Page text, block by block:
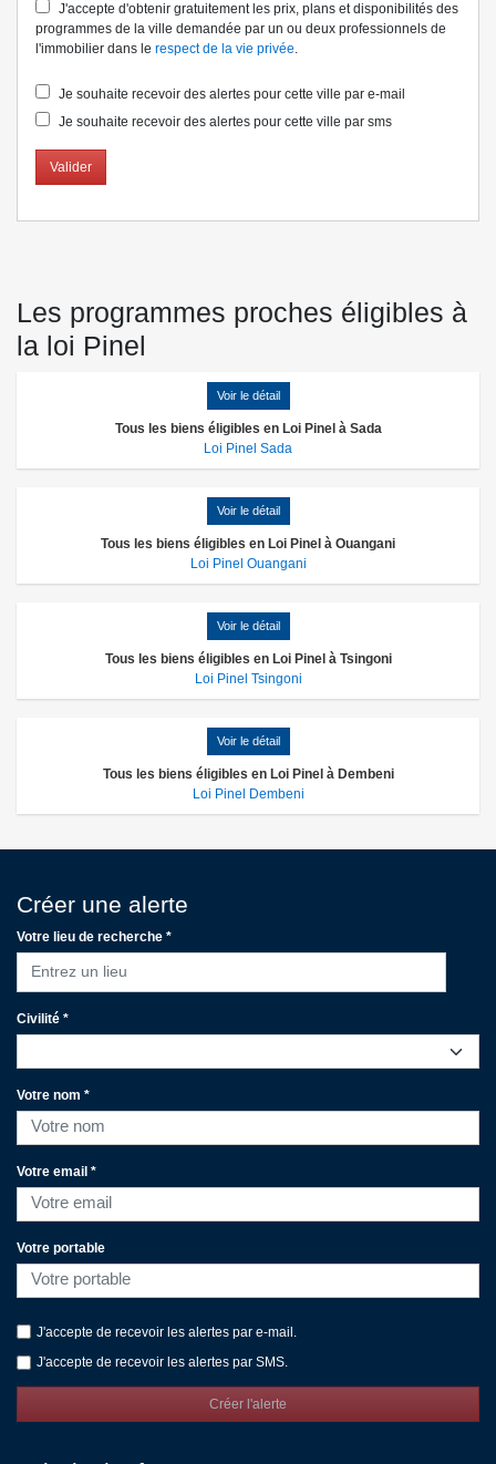
J'accepte d'obtenir gratuitement les prix, plans et disponibilités des
programmes de la ville demandée par un ou deux professionnels de
l'immobilier dans le respect de la vie privée.
Je souhaite recevoir des alertes pour cette ville par e-mail
Je souhaite recevoir des alertes pour cette ville par sms
Valider
Les programmes proches éligibles à
la loi Pinel
Voir le détail
Tous les biens éligibles en Loi Pinel à Sada
Loi Pinel Sada
Voir le détail
Tous les biens éligibles en Loi Pinel à Ouangani
Loi Pinel Ouangani
Voir le détail
Tous les biens éligibles en Loi Pinel à Tsingoni
Loi Pinel Tsingoni
Voir le détail
Tous les biens éligibles en Loi Pinel à Dembeni
Loi Pinel Dembeni
Créer une alerte
Votre lieu de recherche *
Entrez un lieu
Civilité *
Votre nom *
Votre email *
Votre portable
J'accepte de recevoir les alertes par e-mail.
J'accepte de recevoir les alertes par SMS.
Créer l'alerte